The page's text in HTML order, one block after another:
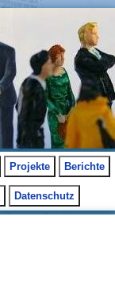
Projekte Berichte
Datenschutz